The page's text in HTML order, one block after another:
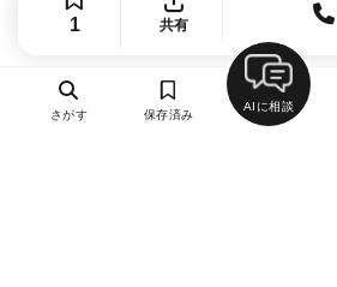
1 共有
さがす 保存済み
AIに相談